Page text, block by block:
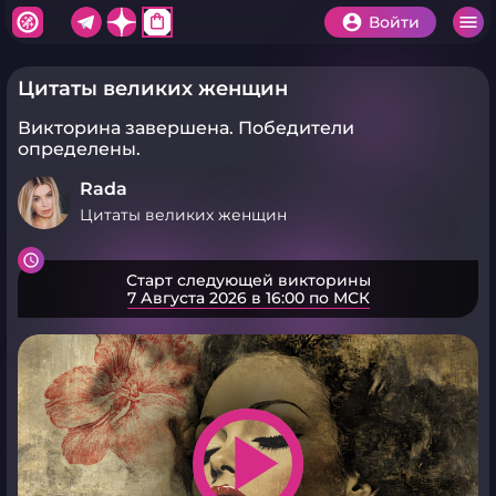
shopping_bag Войти
Цитаты великих женщин
Викторина завершена. Победители
определены.
Rada
Цитаты великих женщин
Старт следующей викторины
7 Августа 2026 в 16:00 по МСК
play_arrow